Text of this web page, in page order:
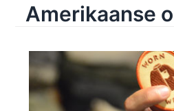
Amerikaanse